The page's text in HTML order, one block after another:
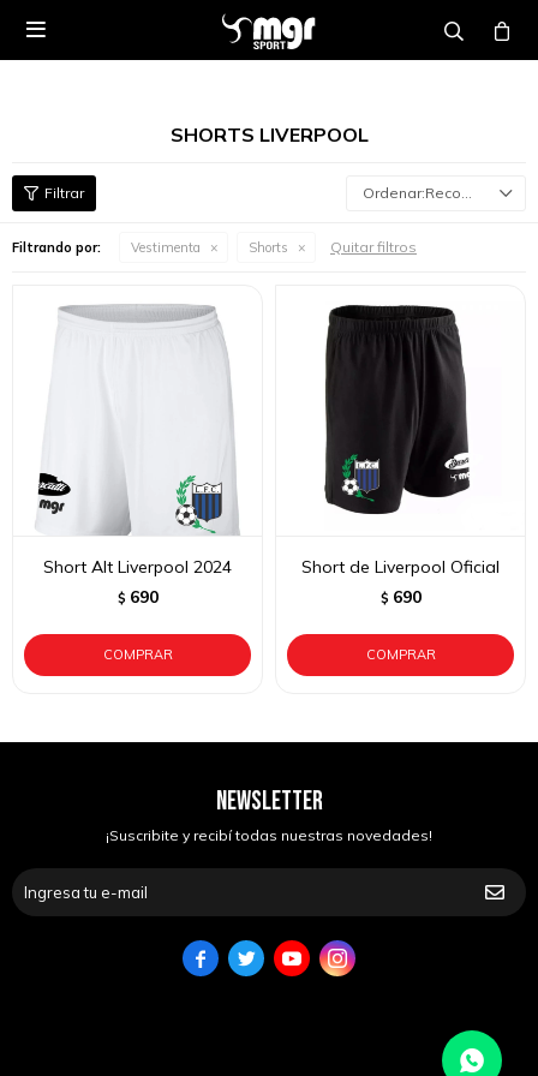

SHORTS LIVERPOOL
Recomendados
Filtrando por: Vestimenta Shorts Quitar filtros
Short Alt Liverpool 2024
$ 690
Short de Liverpool Oficial
$ 690
NEWSLETTER
¡Suscribite y recibí todas nuestras novedades!
   